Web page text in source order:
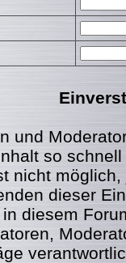
und
so
nicht
dieser
diesem